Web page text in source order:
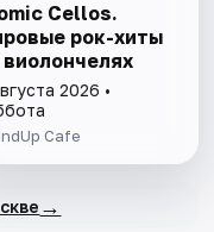
Cellos.
рок-хиты
виолончелях
2026 •
Cafe
→